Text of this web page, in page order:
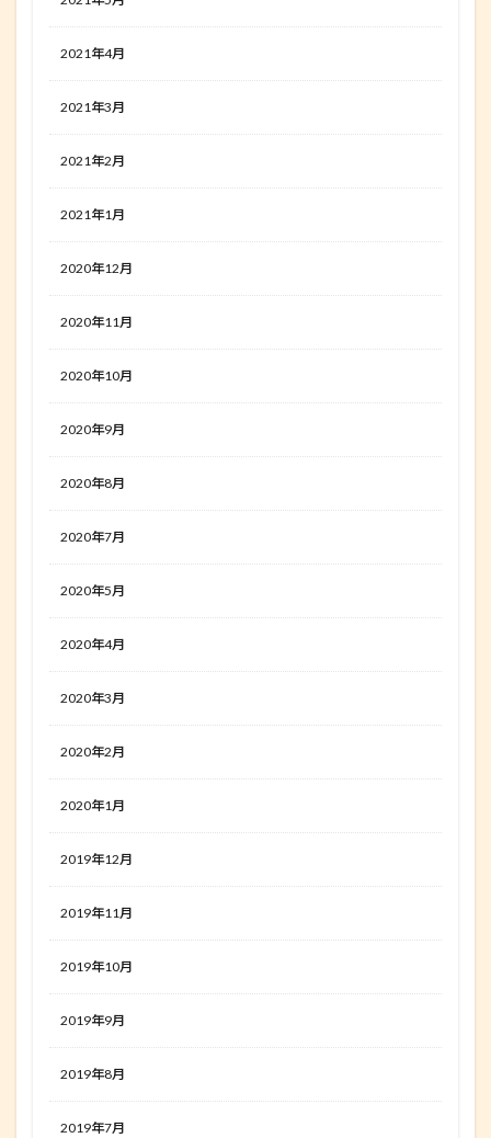
2021年4月
2021年3月
2021年2月
2021年1月
2020年12月
2020年11月
2020年10月
2020年9月
2020年8月
2020年7月
2020年5月
2020年4月
2020年3月
2020年2月
2020年1月
2019年12月
2019年11月
2019年10月
2019年9月
2019年8月
2019年7月